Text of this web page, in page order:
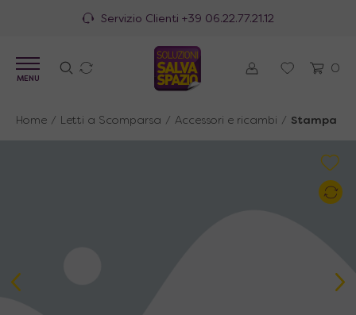
Servizio Clienti +39 06.22.77.21.12
0
MENU
Home / Letti a Scomparsa / Accessori e ricambi / Stampa